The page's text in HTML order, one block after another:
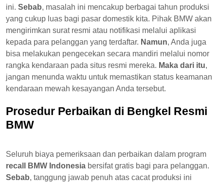
ini. Sebab, masalah ini mencakup berbagai tahun produksi
yang cukup luas bagi pasar domestik kita. Pihak BMW akan
mengirimkan surat resmi atau notifikasi melalui aplikasi
kepada para pelanggan yang terdaftar. Namun, Anda juga
bisa melakukan pengecekan secara mandiri melalui nomor
rangka kendaraan pada situs resmi mereka. Maka dari itu,
jangan menunda waktu untuk memastikan status keamanan
kendaraan mewah kesayangan Anda tersebut.
Prosedur Perbaikan di Bengkel Resmi
BMW
Seluruh biaya pemeriksaan dan perbaikan dalam program
recall BMW Indonesia bersifat gratis bagi para pelanggan.
Sebab, tanggung jawab penuh atas cacat produksi ini